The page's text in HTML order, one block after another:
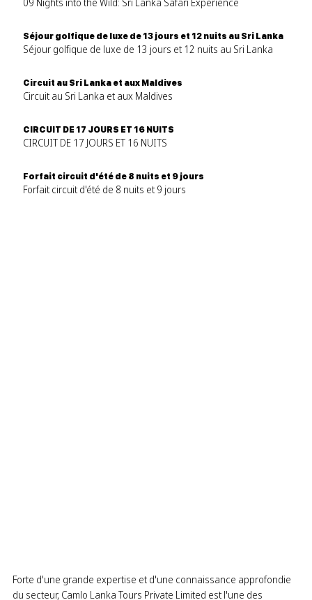
Séjour golfique de luxe de 13 jours et 12 nuits au Sri Lanka
Séjour golfique de luxe de 13 jours et 12 nuits au Sri Lanka
Circuit au Sri Lanka et aux Maldives
Circuit au Sri Lanka et aux Maldives
CIRCUIT DE 17 JOURS ET 16 NUITS
CIRCUIT DE 17 JOURS ET 16 NUITS
Forfait circuit d'été de 8 nuits et 9 jours
Forfait circuit d'été de 8 nuits et 9 jours
Forte d'une grande expertise et d'une connaissance approfondie
du secteur, Camlo Lanka Tours Private Limited est l'une des